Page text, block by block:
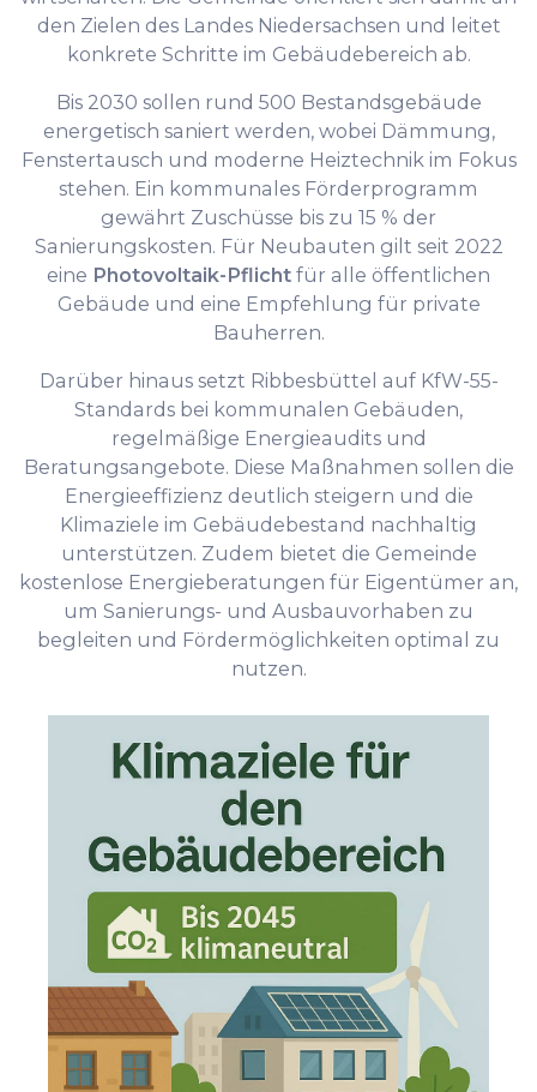
den Zielen des Landes Niedersachsen und leitet
konkrete Schritte im Gebäudebereich ab.
Bis 2030 sollen rund 500 Bestandsgebäude
energetisch saniert werden, wobei Dämmung,
Fenstertausch und moderne Heiztechnik im Fokus
stehen. Ein kommunales Förderprogramm
gewährt Zuschüsse bis zu 15 % der
Sanierungskosten. Für Neubauten gilt seit 2022
eine Photovoltaik-Pflicht für alle öffentlichen
Gebäude und eine Empfehlung für private
Bauherren.
Darüber hinaus setzt Ribbesbüttel auf KfW-55-
Standards bei kommunalen Gebäuden,
regelmäßige Energieaudits und
Beratungsangebote. Diese Maßnahmen sollen die
Energieeffizienz deutlich steigern und die
Klimaziele im Gebäudebestand nachhaltig
unterstützen. Zudem bietet die Gemeinde
kostenlose Energieberatungen für Eigentümer an,
um Sanierungs- und Ausbauvorhaben zu
begleiten und Fördermöglichkeiten optimal zu
nutzen.